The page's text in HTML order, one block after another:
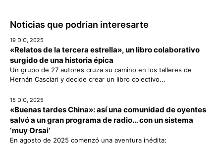
Noticias que podrían interesarte
19 DIC, 2025
«Relatos de la tercera estrella», un libro colaborativo
surgido de una historia épica
Un grupo de 27 autores cruza su camino en los talleres de
Hernán Casciari y decide crear un libro colectivo...
15 DIC, 2025
«Buenas tardes China»: así una comunidad de oyentes
salvó a un gran programa de radio… con un sistema
‘muy Orsai’
En agosto de 2025 comenzó una aventura inédita: